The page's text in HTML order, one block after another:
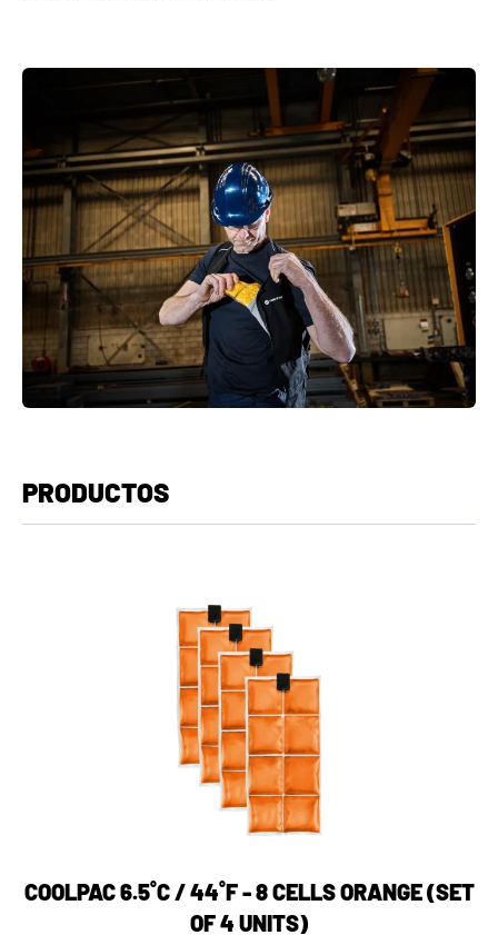
PRODUCTOS
COOLPAC 6.5˚C / 44˚F - 8 CELLS ORANGE (SET
OF 4 UNITS)